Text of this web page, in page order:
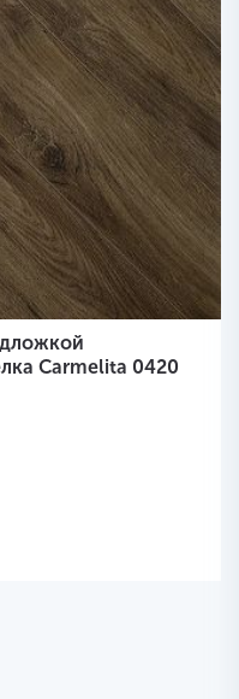
Carmelita 0420